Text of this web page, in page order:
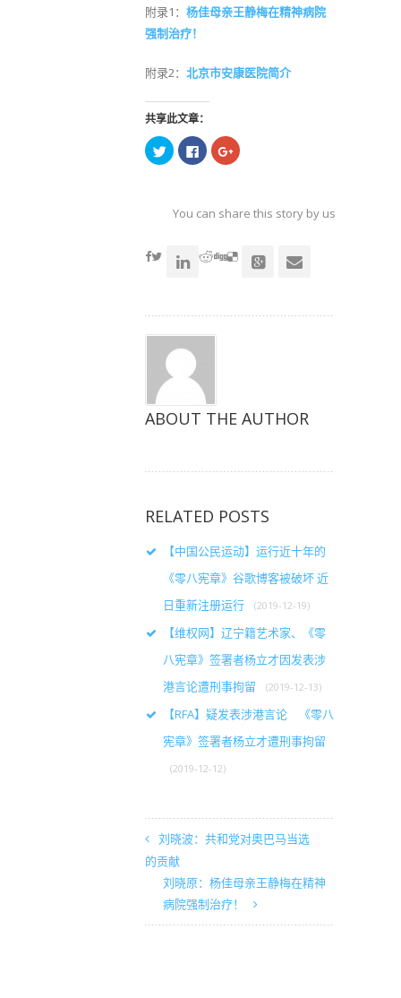
附录1： 杨佳母亲王静梅在精神病院
强制治疗！
附录2： 北京市安康医院简介
共享此文章：
点
击
共
享
窗
口
点
击
共
享
窗
口
点
击
共
享
窗
口
You can share this story by using your
ABOUT THE AUTHOR
RELATED POSTS
【中国公民运动】运行近十年的
《零八宪章》谷歌博客被破坏 近
日重新注册运行
(2019-12-19)
【维权网】辽宁籍艺术家、《零
八宪章》签署者杨立才因发表涉
港言论遭刑事拘留
(2019-12-13)
【RFA】疑发表涉港言论 《零八
宪章》签署者杨立才遭刑事拘留
(2019-12-12)
刘晓波：共和党对奥巴马当选
的贡献
刘晓原：杨佳母亲王静梅在精神
病院强制治疗！